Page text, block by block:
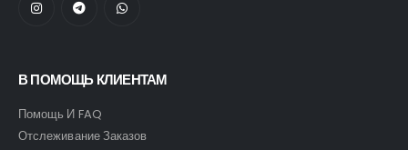
В ПОМОЩЬ КЛИЕНТАМ
Помощь И FAQ
Отслеживание Заказов